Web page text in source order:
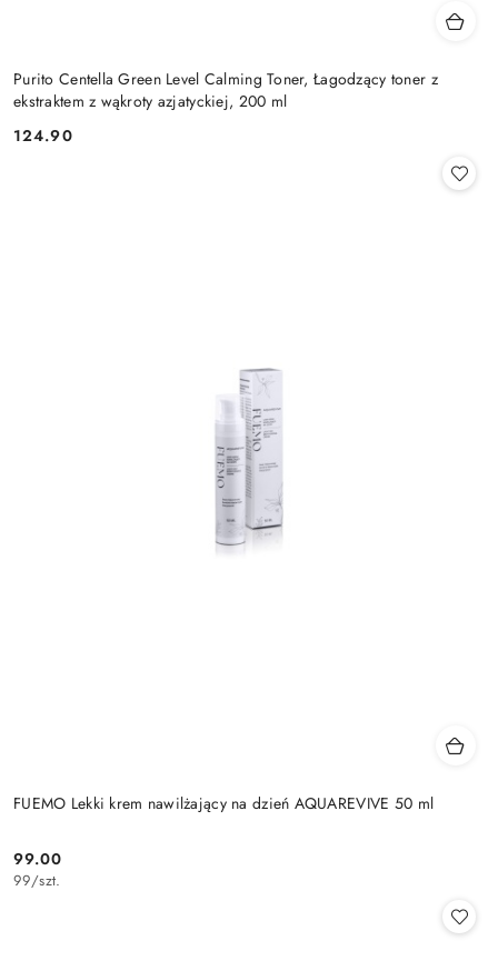
Purito Centella Green Level Calming Toner, Łagodzący toner z
ekstraktem z wąkroty azjatyckiej, 200 ml
Cena:
124.90
FUEMO Lekki krem nawilżający na dzień AQUAREVIVE 50 ml
Cena:
99.00
99/szt.